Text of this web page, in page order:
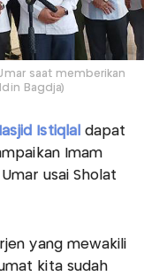
saat memberikan
Bagdja)
Istiqlal dapat
Imam
usai Sholat
yang mewakili
kita sudah